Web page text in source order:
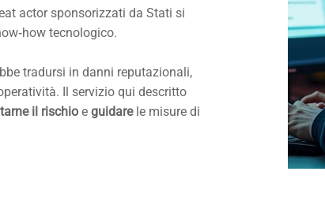
actor sponsorizzati da Stati si
tecnologico.
tradursi in danni reputazionali,
Il servizio qui descritto
il rischio e guidarele misure di